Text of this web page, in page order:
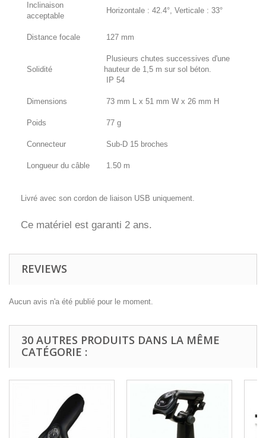
Inclinaison
acceptable
Horizontale : 42.4°, Verticale : 33°
Distance focale 127 mm
Solidité
Plusieurs chutes successives d'une
hauteur de 1,5 m sur sol béton.
IP 54
Dimensions 73 mm L x 51 mm W x 26 mm H
Poids 77 g
Connecteur Sub-D 15 broches
Longueur du câble 1.50 m
Livré avec son cordon de liaison USB uniquement.
Ce matériel est garanti 2 ans.
REVIEWS
Aucun avis n'a été publié pour le moment.
30 AUTRES PRODUITS DANS LA MÊME
CATÉGORIE :